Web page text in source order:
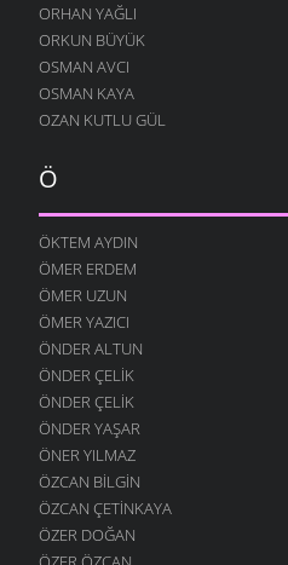
ORHAN YAĞLI
ORKUN BÜYÜK
OSMAN AVCI
OSMAN KAYA
OZAN KUTLU GÜL
Ö
ÖKTEM AYDIN
ÖMER ERDEM
ÖMER UZUN
ÖMER YAZICI
ÖNDER ALTUN
ÖNDER ÇELIK
ÖNDER ÇELIK
ÖNDER YAŞAR
ÖNER YILMAZ
ÖZCAN BILGIN
ÖZCAN ÇETINKAYA
ÖZER DOĞAN